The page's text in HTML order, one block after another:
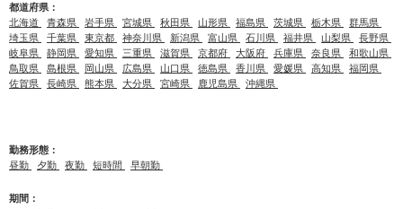
都道府県：
北海道
青森県 岩手県 宮城県 秋田県 山形県 福島県 茨城県 栃木県
群馬県
埼玉県
千葉県 東京都 神奈川県 新潟県 富山県 石川県 福井県 山梨県
長野県
岐阜県
静岡県 愛知県 三重県 滋賀県 京都府 大阪府 兵庫県 奈良県
和歌山県
鳥取県
島根県 岡山県 広島県 山口県 徳島県 香川県 愛媛県 高知県
福岡県
佐賀県
長崎県 熊本県 大分県 宮崎県 鹿児島県 沖縄県
勤務形態：
昼勤
夕勤 夜勤 短時間 早朝勤
期間：